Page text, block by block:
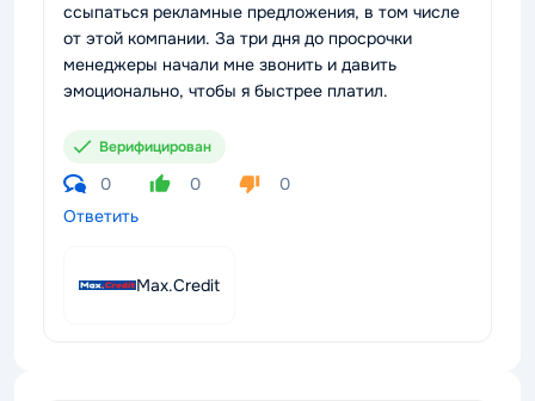
ссыпаться рекламные предложения, в том числе
от этой компании. За три дня до просрочки
менеджеры начали мне звонить и давить
эмоционально, чтобы я быстрее платил.
Верифицирован
0 0
0
Ответить
Max.Credit